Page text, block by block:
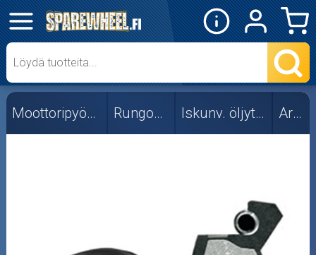
✕
Mopon osat
Skootterin osat
Crossipyörän osat
Mopoauton osat
Moottoripyörän osat Rungon osat Iskunv. öljytiivisteet Ariete